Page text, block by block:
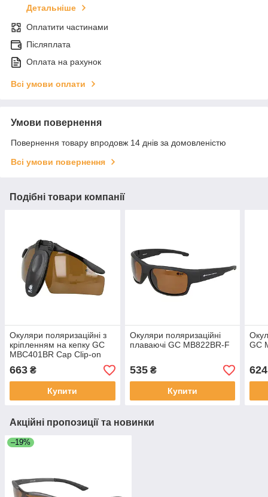
Детальніше
Оплатити частинами
Післяплата
Оплата на рахунок
Всі умови оплати
Умови повернення
Повернення товару впродовж 14 днів за домовленістю
Всі умови повернення
Подібні товари компанії
Окуляри поляризаційні з
кріпленням на кепку GC
MBC401BR Cap Clip-on
663 ₴
Купити
Окуляри поляризаційні
плаваючі GC MB822BR-F
535₴
Купити
GC
624
Акційні пропозиції та новинки
–19%